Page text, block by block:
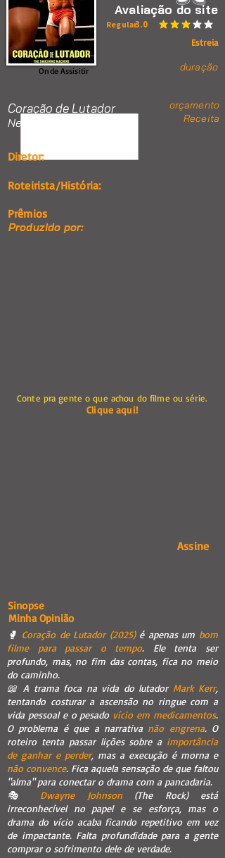
Avaliação do site
3.0
classificação média é
Regular
Estreia
duração
orçamento
Receita
Conte pra gente o que achou do filme ou série.
Clique aqui!
Assine
Onde Assisitir
Coração de Lutador
Nenhum item.
Diretor:
Roteirista/História:
Prêmios
Produzido por:
Sinopse
Minha Opinião
🥊 Coração de Lutador (2025)é apenas um bom
filme para passar o tempo. Ele tenta ser
profundo, mas, no fim das contas, fica no meio
do caminho.
📖 A trama foca na vida do lutador Mark Kerr,
tentando costurar a ascensão no ringue com a
vida pessoal e o pesado vício em medicamentos.
O problema é que a narrativa não engrena. O
roteiro tenta passar lições sobre a importância
de ganhar e perder, mas a execução é morna e
não convence. Fica aquela sensação de que faltou
"alma" para conectar o drama com a pancadaria.
🎭 Dwayne Johnson(The Rock) está
irreconhecível no papel e se esforça, mas o
drama do vício acaba ficando repetitivo em vez
de impactante. Falta profundidade para a gente
comprar o sofrimento dele de verdade.